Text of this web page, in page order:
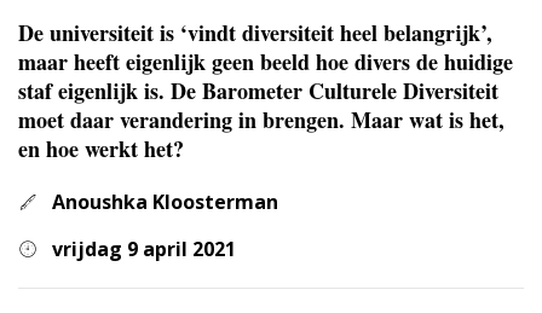
De universiteit is ‘vindt diversiteit heel belangrijk’,
maar heeft eigenlijk geen beeld hoe divers de huidige
staf eigenlijk is. De Barometer Culturele Diversiteit
moet daar verandering in brengen. Maar wat is het,
en hoe werkt het?
Anoushka Kloosterman
vrijdag 9 april 2021